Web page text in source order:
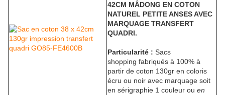
42CM MÂDONG EN COTON
NATUREL PETITE ANSES AVEC
MARQUAGE TRANSFERT
QUADRI.
Particularité : Sacs
shopping fabriqués à 100% à
partir de coton 130gr en coloris
écru ou noir avec marquage soit
en sérigraphie 1 couleur ou en